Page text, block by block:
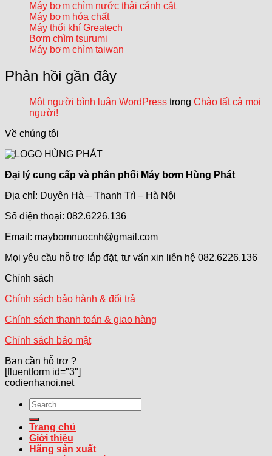
Máy bơm chìm nước thải cánh cắt
Máy bơm hóa chất
Máy thổi khí Greatech
Bơm chìm tsurumi
Máy bơm chìm taiwan
Phản hồi gần đây
Một người bình luận WordPress trong Chào tất cả mọi
người!
Về chúng tôi
Đại lý cung cấp và phân phối Máy bơm Hùng Phát
Địa chỉ: Duyên Hà – Thanh Trì – Hà Nội
Số điện thoại: 082.6226.136
Email: maybomnuocnh@gmail.com
Mọi yêu cầu hỗ trợ lắp đặt, tư vấn xin liên hệ 082.6226.136
Chính sách
Chính sách bảo hành & đổi trả
Chính sách thanh toán & giao hàng
Chính sách bảo mật
Bạn cần hỗ trợ ?
[fluentform id="3"]
codienhanoi.net
Search
for:
Trang chủ
Giới thiệu
Hãng sản xuất